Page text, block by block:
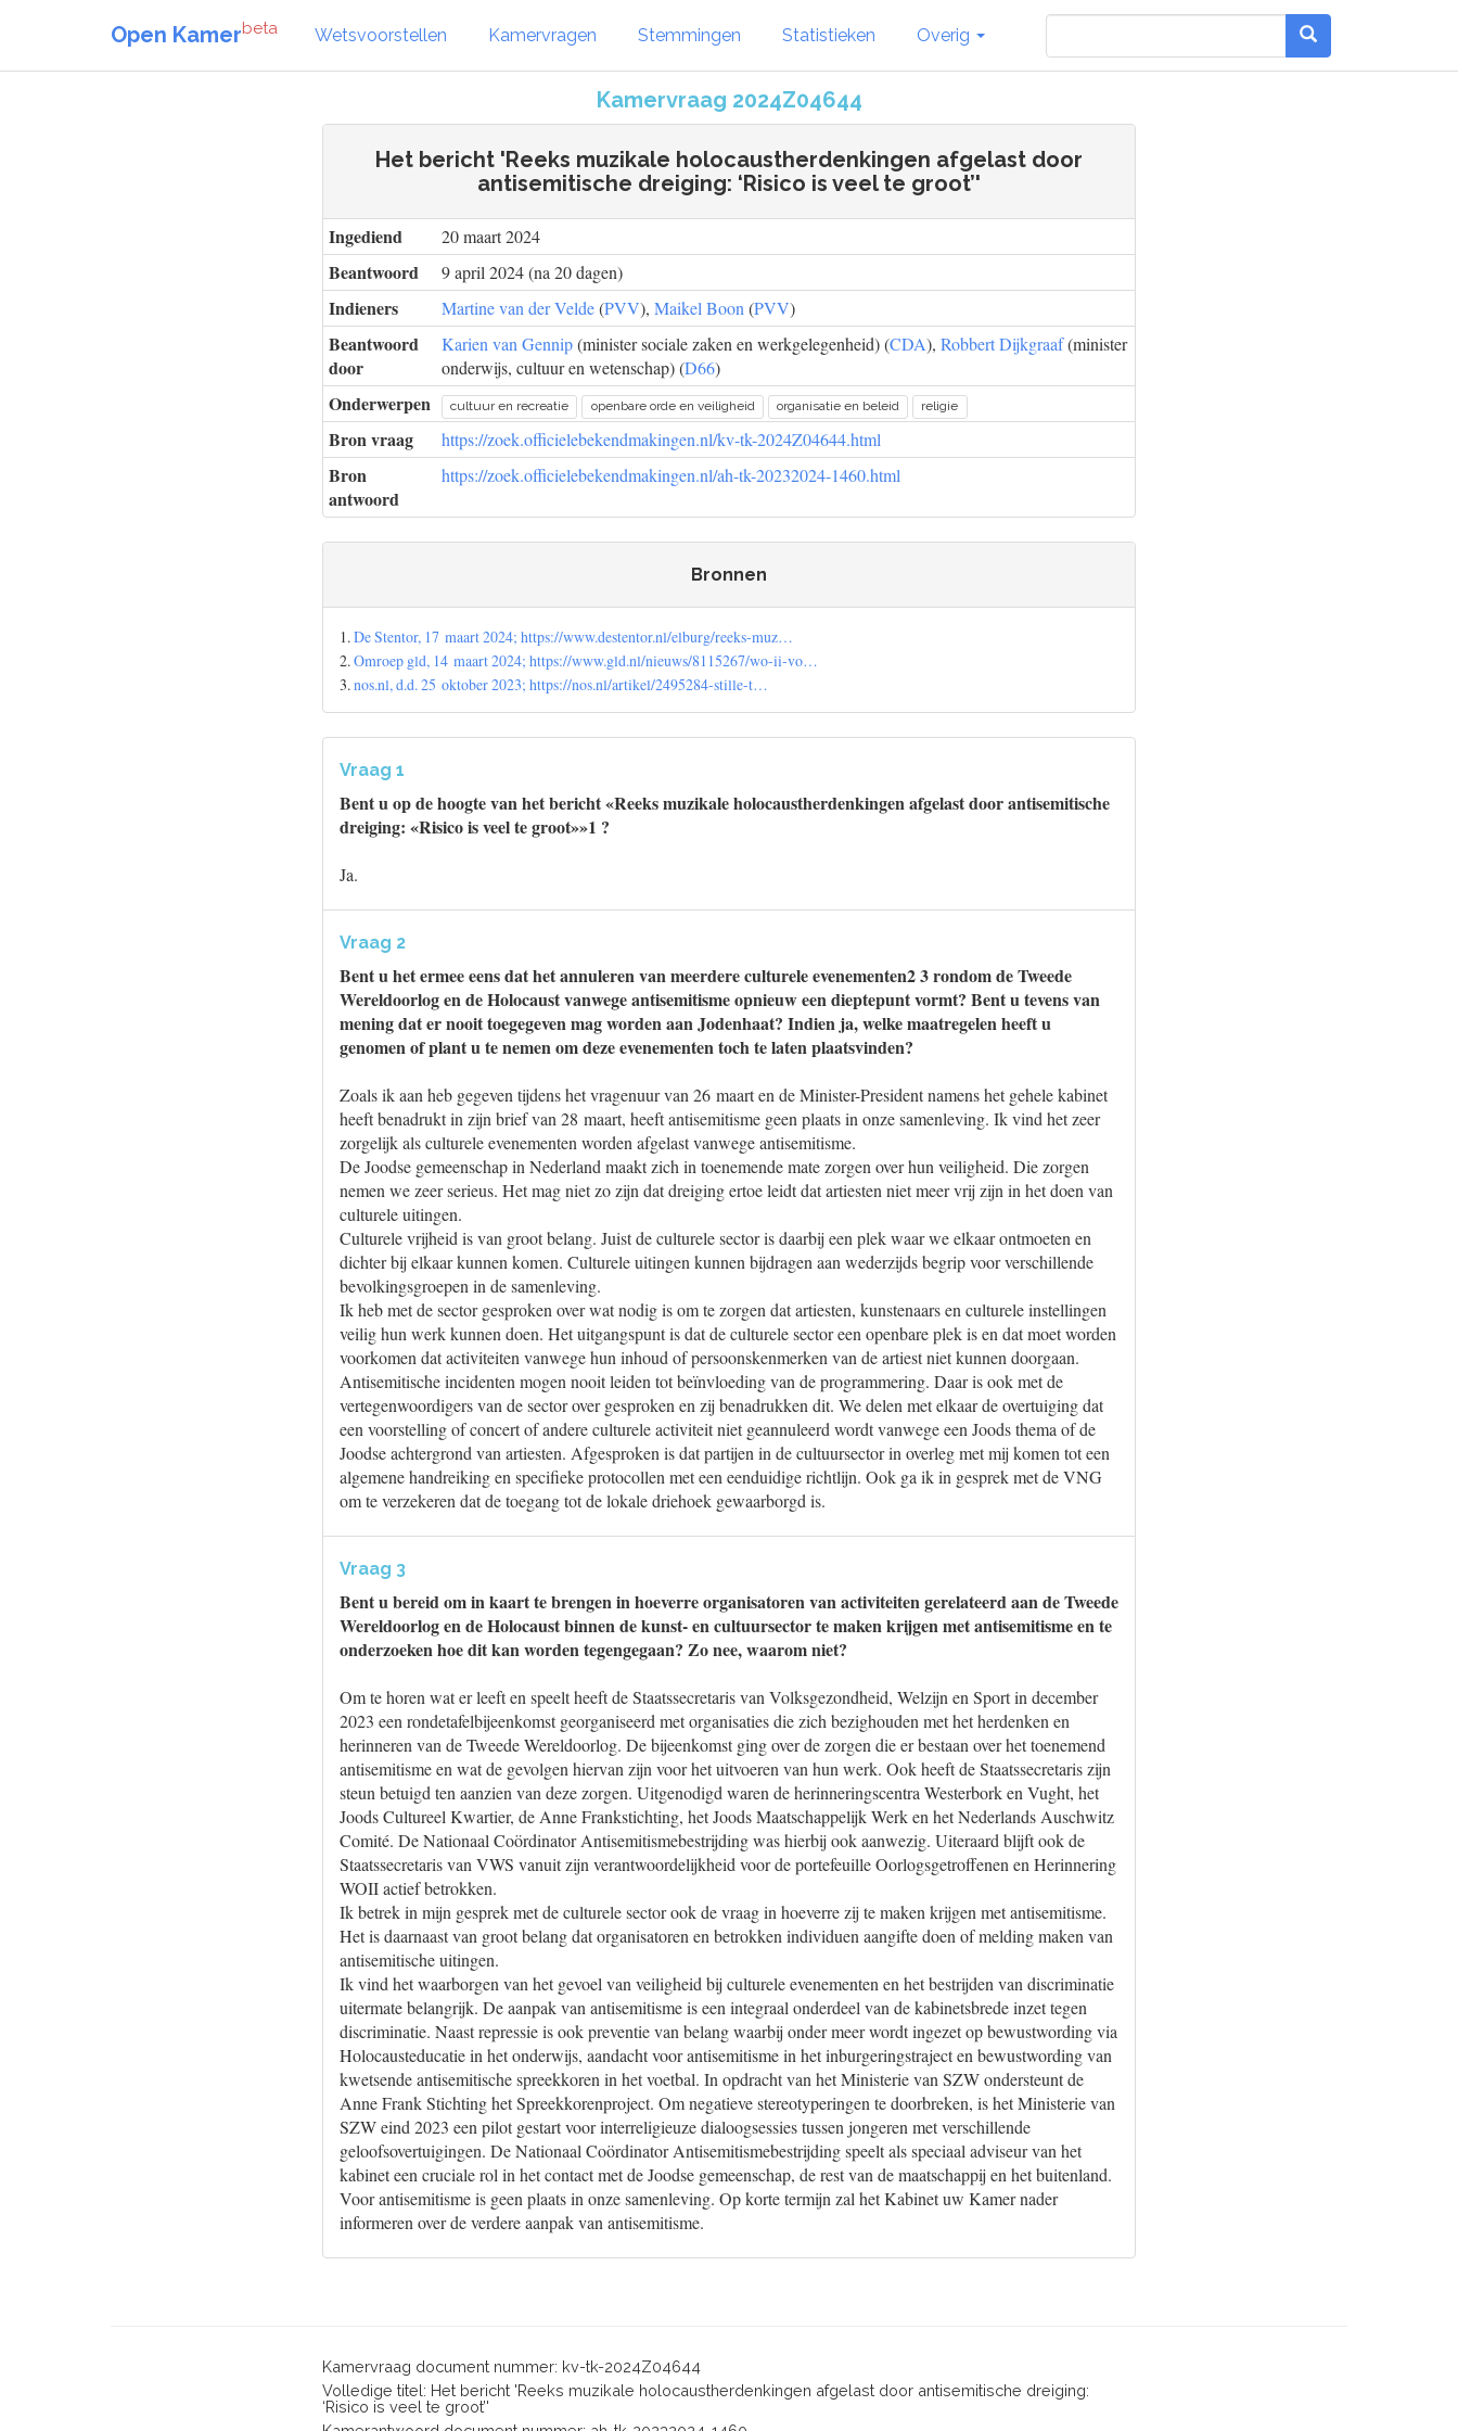
Open Kamerbeta Wetsvoorstellen Kamervragen Stemmingen Statistieken Overig
Kamervraag 2024Z04644
Het bericht 'Reeks muzikale holocaustherdenkingen afgelast door
antisemitische dreiging: ‘Risico is veel te groot’'
Ingediend 20 maart 2024
Beantwoord 9 april 2024 (na 20 dagen)
Indieners Martine van der Velde(PVV), Maikel Boon (PVV)
Beantwoord
door
Karien van Gennip(minister sociale zaken en werkgelegenheid) (CDA), Robbert Dijkgraaf(minister
onderwijs, cultuur en wetenschap) (D66)
Onderwerpen cultuur en recreatie openbare orde en veiligheid organisatie en beleid religie
Bron vraag https://zoek.officielebekendmakingen.nl/kv-tk-2024Z04644.html
Bron
antwoord
https://zoek.officielebekendmakingen.nl/ah-tk-20232024-1460.html
Bronnen
1.De Stentor, 17 maart 2024; https://www.destentor.nl/elburg/reeks-muz…
2.Omroep gld, 14 maart 2024; https://www.gld.nl/nieuws/8115267/wo-ii-vo…
3.nos.nl, d.d. 25 oktober 2023; https://nos.nl/artikel/2495284-stille-t…
Vraag 1
Bent u op de hoogte van het bericht «Reeks muzikale holocaustherdenkingen afgelast door antisemitische
dreiging: «Risico is veel te groot»»1 ?
Ja.
Vraag 2
Bent u het ermee eens dat het annuleren van meerdere culturele evenementen2 3 rondom de Tweede
Wereldoorlog en de Holocaust vanwege antisemitisme opnieuw een dieptepunt vormt? Bent u tevens van
mening dat er nooit toegegeven mag worden aan Jodenhaat? Indien ja, welke maatregelen heeft u
genomen of plant u te nemen om deze evenementen toch te laten plaatsvinden?
Zoals ik aan heb gegeven tijdens het vragenuur van 26 maart en de Minister-President namens het gehele kabinet
heeft benadrukt in zijn brief van 28 maart, heeft antisemitisme geen plaats in onze samenleving. Ik vind het zeer
zorgelijk als culturele evenementen worden afgelast vanwege antisemitisme.
De Joodse gemeenschap in Nederland maakt zich in toenemende mate zorgen over hun veiligheid. Die zorgen
nemen we zeer serieus. Het mag niet zo zijn dat dreiging ertoe leidt dat artiesten niet meer vrij zijn in het doen van
culturele uitingen.
Culturele vrijheid is van groot belang. Juist de culturele sector is daarbij een plek waar we elkaar ontmoeten en
dichter bij elkaar kunnen komen. Culturele uitingen kunnen bijdragen aan wederzijds begrip voor verschillende
bevolkingsgroepen in de samenleving.
Ik heb met de sector gesproken over wat nodig is om te zorgen dat artiesten, kunstenaars en culturele instellingen
veilig hun werk kunnen doen. Het uitgangspunt is dat de culturele sector een openbare plek is en dat moet worden
voorkomen dat activiteiten vanwege hun inhoud of persoonskenmerken van de artiest niet kunnen doorgaan.
Antisemitische incidenten mogen nooit leiden tot beïnvloeding van de programmering. Daar is ook met de
vertegenwoordigers van de sector over gesproken en zij benadrukken dit. We delen met elkaar de overtuiging dat
een voorstelling of concert of andere culturele activiteit niet geannuleerd wordt vanwege een Joods thema of de
Joodse achtergrond van artiesten. Afgesproken is dat partijen in de cultuursector in overleg met mij komen tot een
algemene handreiking en specifieke protocollen met een eenduidige richtlijn. Ook ga ik in gesprek met de VNG
om te verzekeren dat de toegang tot de lokale driehoek gewaarborgd is.
Vraag 3
Bent u bereid om in kaart te brengen in hoeverre organisatoren van activiteiten gerelateerd aan de Tweede
Wereldoorlog en de Holocaust binnen de kunst- en cultuursector te maken krijgen met antisemitisme en te
onderzoeken hoe dit kan worden tegengegaan? Zo nee, waarom niet?
Om te horen wat er leeft en speelt heeft de Staatssecretaris van Volksgezondheid, Welzijn en Sport in december
2023 een rondetafelbijeenkomst georganiseerd met organisaties die zich bezighouden met het herdenken en
herinneren van de Tweede Wereldoorlog. De bijeenkomst ging over de zorgen die er bestaan over het toenemend
antisemitisme en wat de gevolgen hiervan zijn voor het uitvoeren van hun werk. Ook heeft de Staatssecretaris zijn
steun betuigd ten aanzien van deze zorgen. Uitgenodigd waren de herinneringscentra Westerbork en Vught, het
Joods Cultureel Kwartier, de Anne Frankstichting, het Joods Maatschappelijk Werk en het Nederlands Auschwitz
Comité. De Nationaal Coördinator Antisemitismebestrijding was hierbij ook aanwezig. Uiteraard blijft ook de
Staatssecretaris van VWS vanuit zijn verantwoordelijkheid voor de portefeuille Oorlogsgetroffenen en Herinnering
WOII actief betrokken.
Ik betrek in mijn gesprek met de culturele sector ook de vraag in hoeverre zij te maken krijgen met antisemitisme.
Het is daarnaast van groot belang dat organisatoren en betrokken individuen aangifte doen of melding maken van
antisemitische uitingen.
Ik vind het waarborgen van het gevoel van veiligheid bij culturele evenementen en het bestrijden van discriminatie
uitermate belangrijk. De aanpak van antisemitisme is een integraal onderdeel van de kabinetsbrede inzet tegen
discriminatie. Naast repressie is ook preventie van belang waarbij onder meer wordt ingezet op bewustwording via
Holocausteducatie in het onderwijs, aandacht voor antisemitisme in het inburgeringstraject en bewustwording van
kwetsende antisemitische spreekkoren in het voetbal. In opdracht van het Ministerie van SZW ondersteunt de
Anne Frank Stichting het Spreekkorenproject. Om negatieve stereotyperingen te doorbreken, is het Ministerie van
SZW eind 2023 een pilot gestart voor interreligieuze dialoogsessies tussen jongeren met verschillende
geloofsovertuigingen. De Nationaal Coördinator Antisemitismebestrijding speelt als speciaal adviseur van het
kabinet een cruciale rol in het contact met de Joodse gemeenschap, de rest van de maatschappij en het buitenland.
Voor antisemitisme is geen plaats in onze samenleving. Op korte termijn zal het Kabinet uw Kamer nader
informeren over de verdere aanpak van antisemitisme.
Kamervraag document nummer: kv-tk-2024Z04644
Volledige titel: Het bericht 'Reeks muzikale holocaustherdenkingen afgelast door antisemitische dreiging:
‘Risico is veel te groot’'